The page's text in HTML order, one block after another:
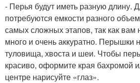
- Перья будут иметь разную длину.
потребуются емкости разного
самых сложных этапов, так как вам
много и очень аккуратно. Перышки
туловища, хвоста и шеи. Чтобы
красиво, оформите края бахромой
центре нарисуйте «глаз».